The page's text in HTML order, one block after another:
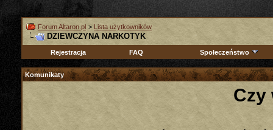
Forum Altaron.pl > Lista użytkowników
DZIEWCZYNA NARKOTYK
Rejestracja FAQ Społeczeństwo
Komunikaty
Czy